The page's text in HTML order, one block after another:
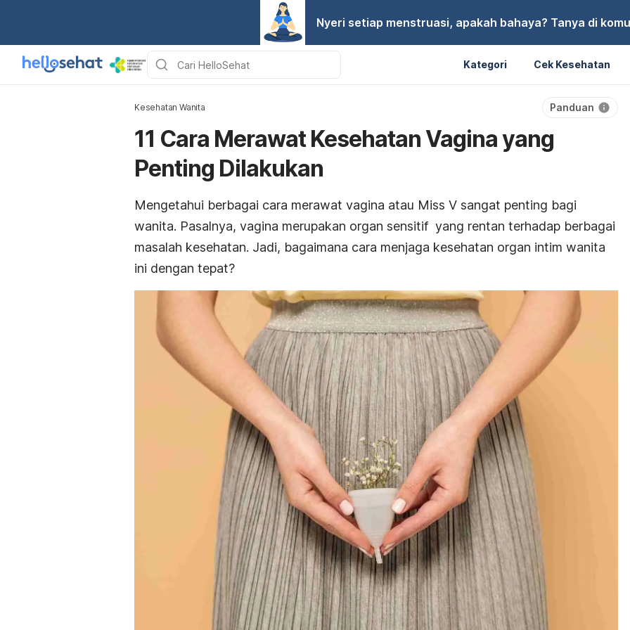
Nyeri setiap menstruasi, apakah bahaya? Tanya di
Kategori Cek Kesehatan
Kesehatan Wanita Panduan
11 Cara Merawat Kesehatan Vagina yang
Penting Dilakukan
Mengetahui berbagai cara merawat vagina atau Miss V sangat penting bagi
wanita. Pasalnya, vagina merupakan organ sensitif yang rentan terhadap berbagai
masalah kesehatan. Jadi, bagaimana cara menjaga kesehatan organ intim wanita
ini dengan tepat?